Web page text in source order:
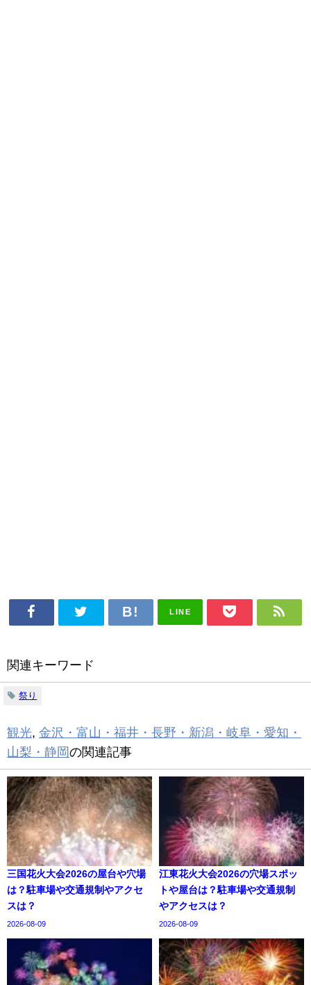
LINE
関連キーワード
祭り
観光 金沢・富山・福井・長野・新潟・岐阜・愛知・
山梨・静岡 の関連記事
三国花火大会2026の屋台や穴場
は？駐車場や交通規制やアクセ
スは？
2026-08-09
江東花火大会2026の穴場スポッ
トや屋台は？駐車場や交通規制
やアクセスは？
2026-08-09